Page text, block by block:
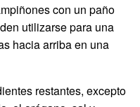
con un paño
utilizarse para una
hacia arriba en una
restantes, excepto